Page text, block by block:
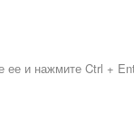
ее и нажмите Ctrl +